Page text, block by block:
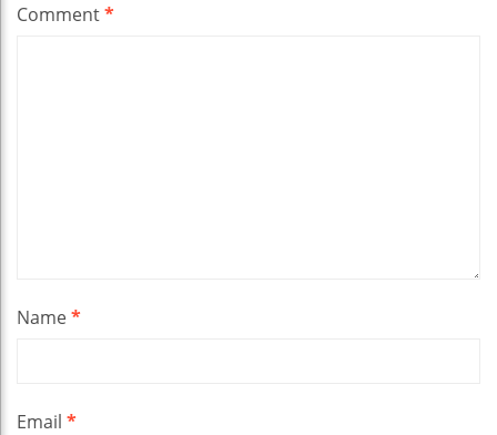
Comment*
Name*
Email *